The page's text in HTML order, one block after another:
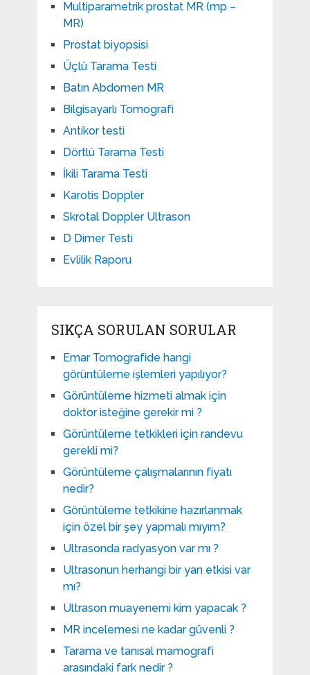
Multiparametrik prostat MR (mp –
MR)
Prostat biyopsisi
Üçlü Tarama Testi
Batın Abdomen MR
Bilgisayarlı Tomografi
Antikor testi
Dörtlü Tarama Testi
İkili Tarama Testi
Karotis Doppler
Skrotal Doppler Ultrason​
D Dimer Testi
Evlilik Raporu
SIKÇA SORULAN SORULAR
Emar Tomografide hangi
görüntüleme işlemleri yapılıyor?
Görüntüleme hizmeti almak için
doktor isteğine gerekir mi ?
Görüntüleme tetkikleri için randevu
gerekli mi?
Görüntüleme çalışmalarının fiyatı
nedir?
Görüntüleme tetkikine hazırlanmak
için özel bir şey yapmalı mıyım?
Ultrasonda radyasyon var mı ?
Ultrasonun herhangi bir yan etkisi var
mı?
Ultrason muayenemi kim yapacak ?
MR incelemesi ne kadar güvenli ?
Tarama ve tanısal mamografi
arasındaki fark nedir ?